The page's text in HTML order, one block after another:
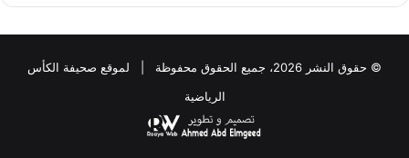
© حقوق النشر 2026، جميع الحقوق محفوظة | لموقع صحيفة الكأس
الرياضية